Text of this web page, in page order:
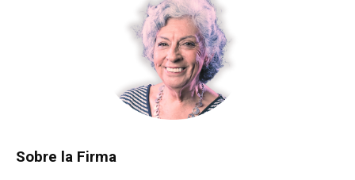
Sobre la Firma